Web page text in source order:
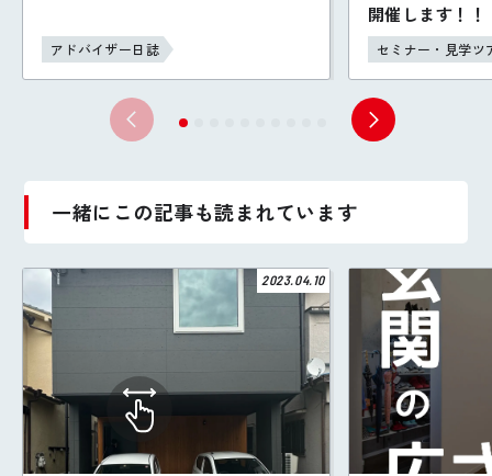
アドバイザー日誌
開催します！！
セミナー・見学ツ
一緒にこの記事も読まれています
2023.04.10